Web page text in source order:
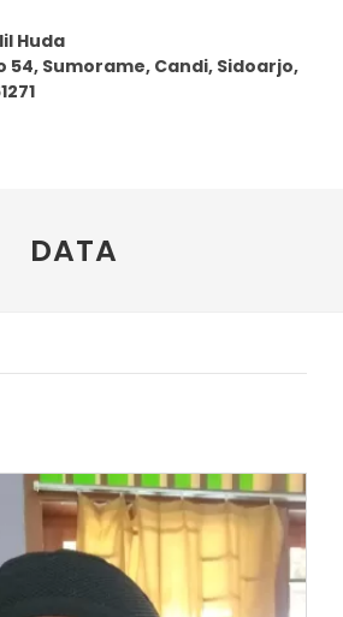
Huda
54, Sumorame, Candi, Sidoarjo,
DATA